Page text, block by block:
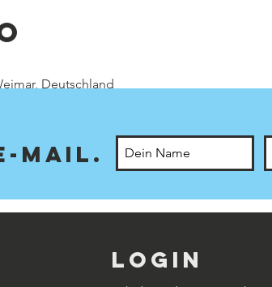
Deutschland
Mail.
Login